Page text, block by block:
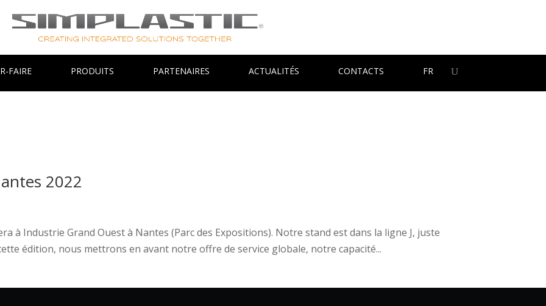
FAIRE PRODUITS PARTENAIRES ACTUALITÉS CONTACTS FR
2022
à Industrie Grand Ouest à Nantes (Parc des Expositions). Notre stand est dans la ligne J, juste
édition, nous mettrons en avant notre offre de service globale, notre capacité...